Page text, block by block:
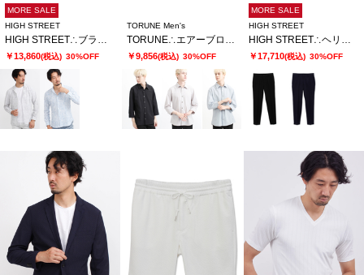
MORE SALE
HIGH STREET
HIGH STREET∴ブラッシュプリントサッカーショートウイングシャツ
￥13,860(税込) 30%OFF
TORUNE Men's
TORUNE∴エアーブロックストライプ7分袖シャツ
￥9,856(税込) 30%OFF
MORE SALE
HIGH STREET
HIGH STREET∴ヘリンボンエアリーサッカーイージーPT
￥17,710(税込) 30%OFF